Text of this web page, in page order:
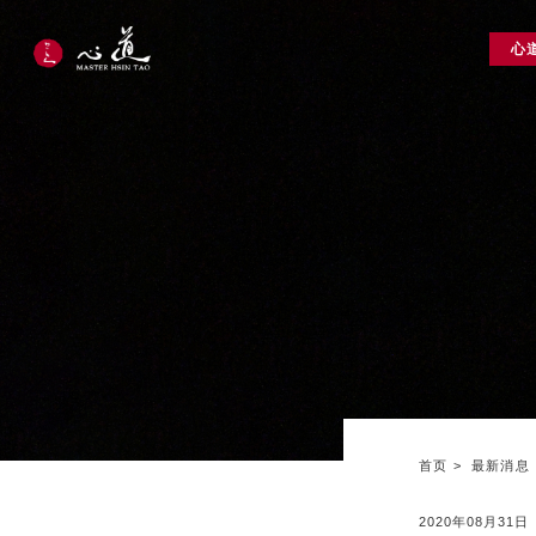
首页 最新消息
2020年08月31日
心